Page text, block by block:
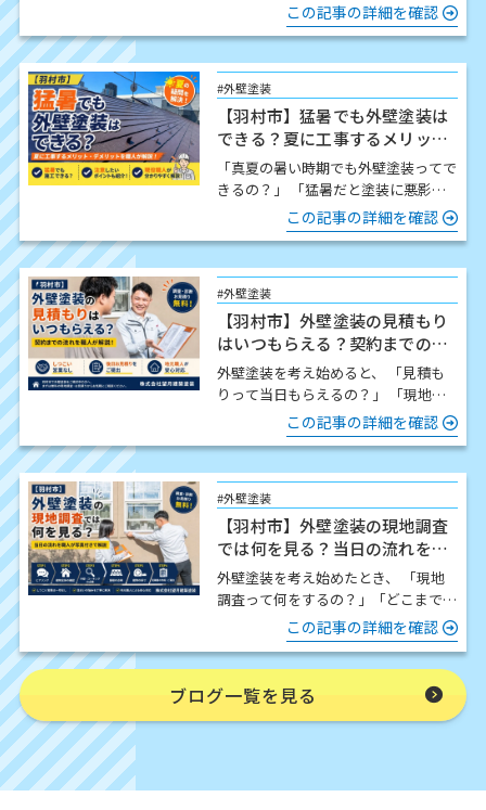
ますか？」 結論からお伝…
この記事の詳細を確認
#外壁塗装
【羽村市】猛暑でも外壁塗装は
できる？夏に工事するメリッ
ト・注意点を職人が解説
「真夏の暑い時期でも外壁塗装ってで
きるの？」 「猛暑だと塗装に悪影響
はないの？」 この時期になると、こ
のようなご質問をいた…
この記事の詳細を確認
#外壁塗装
【羽村市】外壁塗装の見積もり
はいつもらえる？契約までの流
れを職人が解説
外壁塗装を考え始めると、 「見積も
りって当日もらえるの？」 「現地調
査したら契約しないといけないの？」
「どんな流れで進…
この記事の詳細を確認
#外壁塗装
【羽村市】外壁塗装の現地調査
では何を見る？当日の流れを職
人が写真付きで解説
外壁塗装を考え始めたとき、 「現地
調査って何をするの？」「どこまで細
かく見てもらえるの？」「時間はどの
くらいかかるの？」 この…
この記事の詳細を確認
ブログ一覧を見る